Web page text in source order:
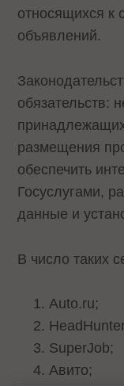
относящихся к
объявлений.
обязательств:
размещения
обеспечить
Госуслугами,
данные и
В число таких
Auto.ru;
SuperJob;
Авито;